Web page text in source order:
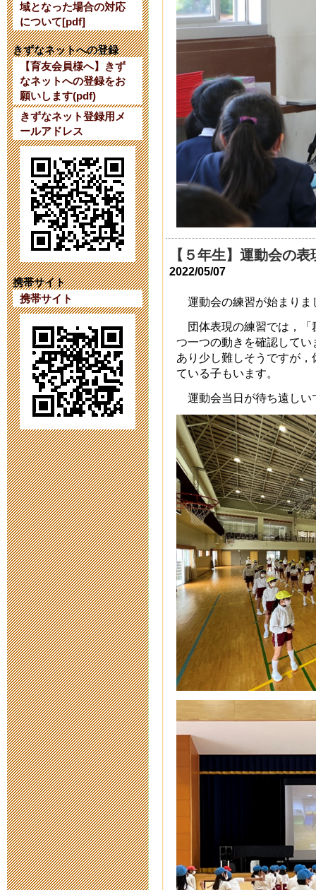
域となった場合の対応
について[pdf]
きずなネットへの登録
【育友会員様へ】きず
なネットへの登録をお
願いします(pdf)
きずなネット登録用メ
ールアドレス
携帯サイト
携帯サイト
令和６年度入
2023年10月 7日
【10/13】河
ています。
2023年9月 7日
【第４１次（
2023年8月 1日
【第４１次（
2023年7月18日
育友会の活動
2023年6月26日
令和６年度第
2023年6月 1日
【１年生】校
2022年12月 7日
令和５年度入
2022年10月 8日
第 4１次公開
2022年8月29日
令和５年度第
2022年6月 1日
【第４１次研
2022年5月27日
令和４年度新
2021年11月27日
対話型ロボッ
ム（変更案内
【５年生】運動会の
2022/05/07
運動会の練習が始まりま
団体表現の練習では，「
つ一つの動きを確認して
あり少し難しそうですが
ている子もいます。
運動会当日が待ち遠しい